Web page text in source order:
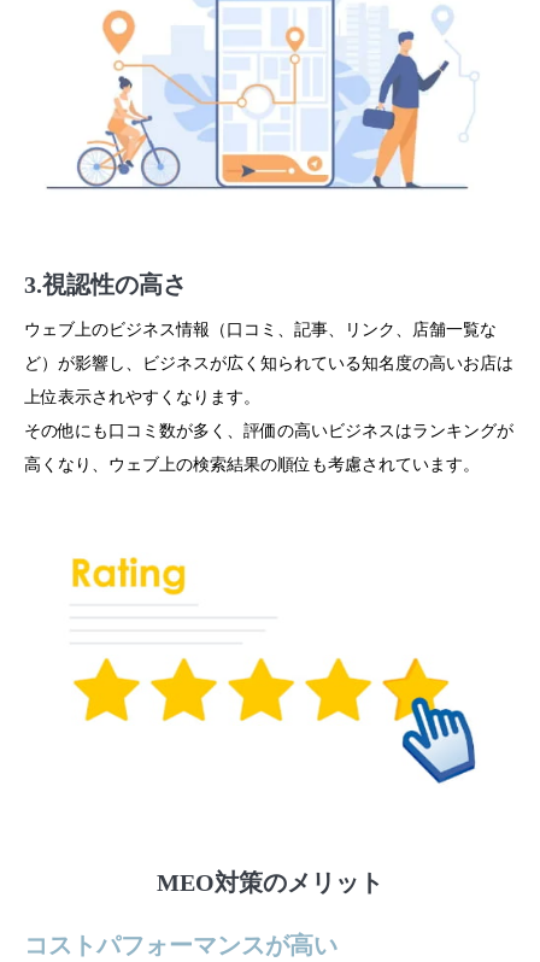
3.視認性の高さ
ウェブ上のビジネス情報（口コミ、記事、リンク、店舗一覧な
ど）が影響し、ビジネスが広く知られている知名度の高いお店は
上位表示されやすくなります。
その他にも口コミ数が多く、評価の高いビジネスはランキングが
高くなり、ウェブ上の検索結果の順位も考慮されています。
MEO対策のメリット
コストパフォーマンスが高い